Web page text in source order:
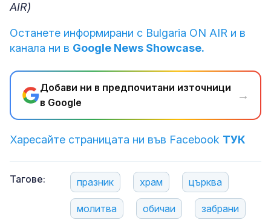
AIR)
Останете информирани с Bulgaria ON AIR и в
канала ни в Google News Showcase.
Добави ни в предпочитани източници
в Google
→
Харесайте страницата ни във Facebook ТУК
Тагове: празник храм църква
молитва обичаи забрани